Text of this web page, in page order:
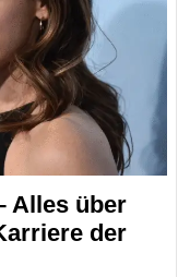
Alles über
der